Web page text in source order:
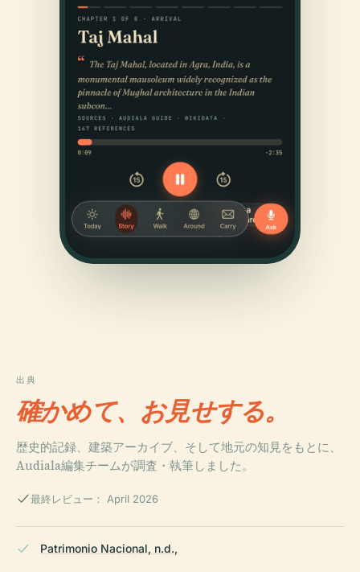
出典
確かめて、お見せする。
歴史的記録、建築アーカイブ、そして地元の知見をもとに、
Audiala編集チームが調査・執筆しました。
最終レビュー： April 2026
Patrimonio Nacional, n.d.,